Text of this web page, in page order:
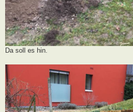
Da soll es hin.